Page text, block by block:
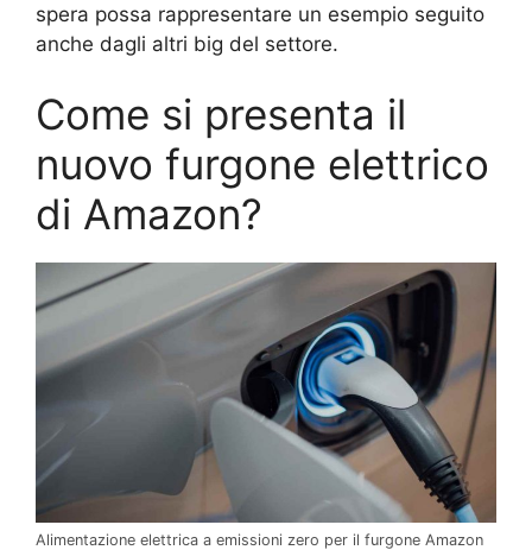
spera possa rappresentare un esempio seguito
anche dagli altri big del settore.
Come si presenta il
nuovo furgone elettrico
di Amazon?
Alimentazione elettrica a emissioni zero per il furgone Amazon